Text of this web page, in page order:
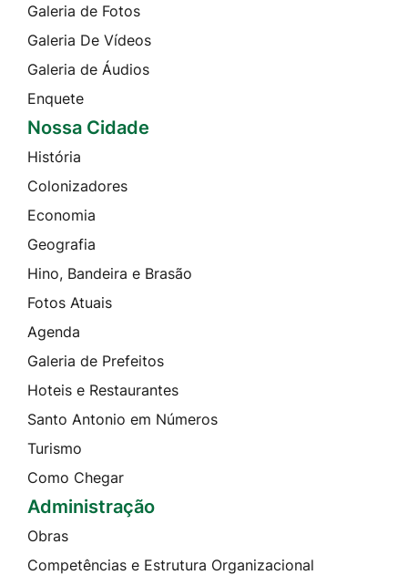
Galeria de Fotos
Galeria De Vídeos
Galeria de Áudios
Enquete
Nossa Cidade
História
Colonizadores
Economia
Geografia
Hino, Bandeira e Brasão
Fotos Atuais
Agenda
Galeria de Prefeitos
Hoteis e Restaurantes
Santo Antonio em Números
Turismo
Como Chegar
Administração
Obras
Competências e Estrutura Organizacional